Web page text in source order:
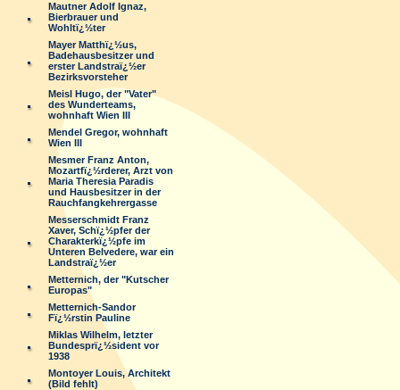
Mautner Adolf Ignaz,
Bierbrauer und
Wohltï¿½ter
Mayer Matthï¿½us,
Badehausbesitzer und
erster Landstraï¿½er
Bezirksvorsteher
Meisl Hugo, der "Vater"
des Wunderteams,
wohnhaft Wien III
Mendel Gregor, wohnhaft
Wien III
Mesmer Franz Anton,
Mozartfï¿½rderer, Arzt von
Maria Theresia Paradis
und Hausbesitzer in der
Rauchfangkehrergasse
Messerschmidt Franz
Xaver, Schï¿½pfer der
Charakterkï¿½pfe im
Unteren Belvedere, war ein
Landstraï¿½er
Metternich, der "Kutscher
Europas"
Metternich-Sandor
Fï¿½rstin Pauline
Miklas Wilhelm, letzter
Bundesprï¿½sident vor
1938
Montoyer Louis, Architekt
(Bild fehlt)